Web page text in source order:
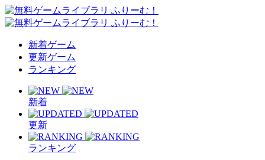
新着ゲーム
更新ゲーム
ランキング
新着
更新
ランキング